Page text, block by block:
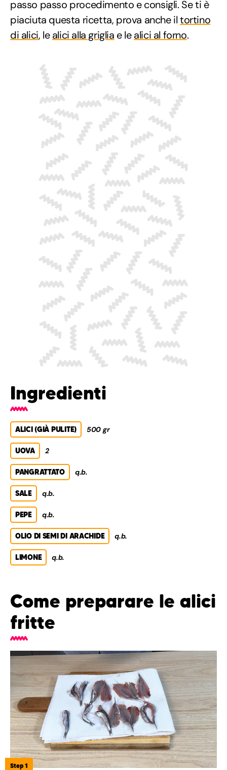
passo passo procedimento e consigli. Se ti è
piaciuta questa ricetta, prova anche iltortino
di alici, lealici alla griglia e lealici al forno.
Ingredienti
ALICI (GIÀ PULITE) 500 gr
UOVA 2
PANGRATTATO q.b.
SALE q.b.
PEPE q.b.
OLIO DI SEMI DI ARACHIDE q.b.
LIMONE q.b.
Come preparare le alici
fritte
Step 1